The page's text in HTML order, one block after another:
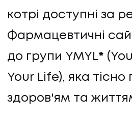
котрі доступні за
Фармацевтичні
до групи YMYL*
Your Life), яка тісно
здоров'ям та